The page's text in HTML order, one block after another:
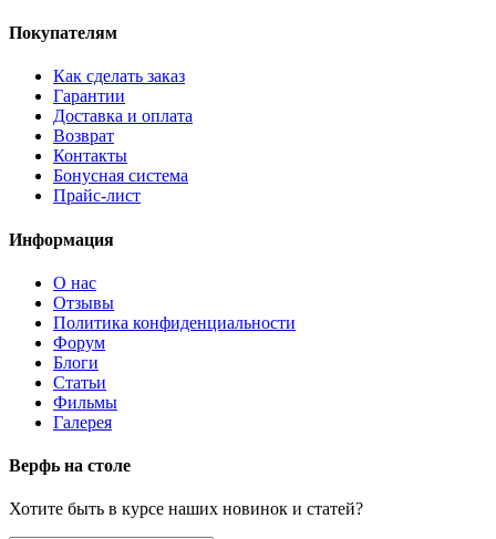
Покупателям
Как сделать заказ
Гарантии
Доставка и оплата
Возврат
Контакты
Бонусная система
Прайс-лист
Информация
О нас
Отзывы
Политика конфиденциальности
Форум
Блоги
Статьи
Фильмы
Галерея
Верфь на столе
Хотите быть в курсе наших новинок и статей?